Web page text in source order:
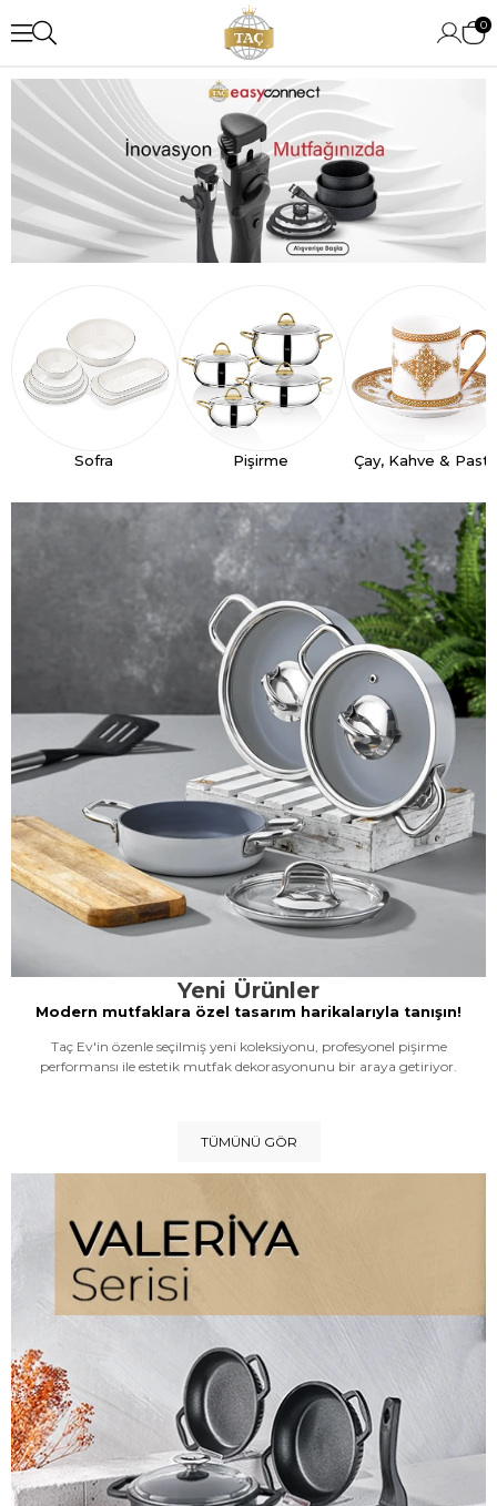
0
Sofra Pişirme Çay, Kahve &
Yeni Ürünler
Modern mutfaklara özel tasarım harikalarıyla tanışın!
Taç Ev'in özenle seçilmiş yeni koleksiyonu, profesyonel pişirme
performansı ile estetik mutfak dekorasyonunu bir araya getiriyor.
TÜMÜNÜ GÖR